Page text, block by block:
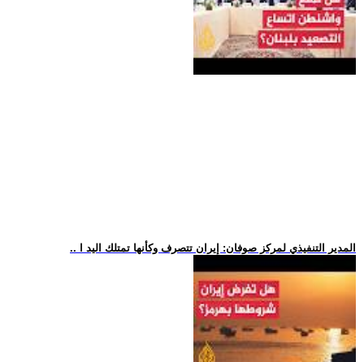
.. المدير التنفيذي لمركز صوفان: إيران تتصرف وكأنها تمتلك اليد ا